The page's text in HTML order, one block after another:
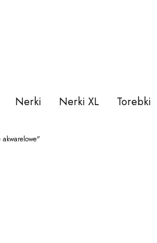
Nerki Nerki XL Torebki
akwarelowe"